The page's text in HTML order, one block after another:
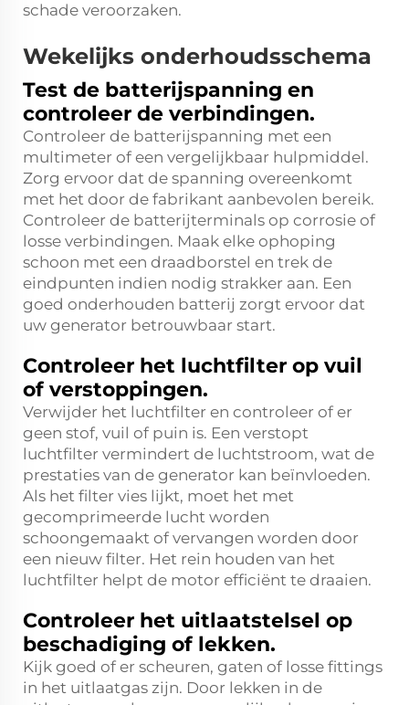
schade veroorzaken.
Wekelijks onderhoudsschema
Test de batterijspanning en
controleer de verbindingen.
Controleer de batterijspanning met een
multimeter of een vergelijkbaar hulpmiddel.
Zorg ervoor dat de spanning overeenkomt
met het door de fabrikant aanbevolen bereik.
Controleer de batterijterminals op corrosie of
losse verbindingen. Maak elke ophoping
schoon met een draadborstel en trek de
eindpunten indien nodig strakker aan. Een
goed onderhouden batterij zorgt ervoor dat
uw generator betrouwbaar start.
Controleer het luchtfilter op vuil
of verstoppingen.
Verwijder het luchtfilter en controleer of er
geen stof, vuil of puin is. Een verstopt
luchtfilter vermindert de luchtstroom, wat de
prestaties van de generator kan beïnvloeden.
Als het filter vies lijkt, moet het met
gecomprimeerde lucht worden
schoongemaakt of vervangen worden door
een nieuw filter. Het rein houden van het
luchtfilter helpt de motor efficiënt te draaien.
Controleer het uitlaatstelsel op
beschadiging of lekken.
Kijk goed of er scheuren, gaten of losse fittings
in het uitlaatgas zijn. Door lekken in de